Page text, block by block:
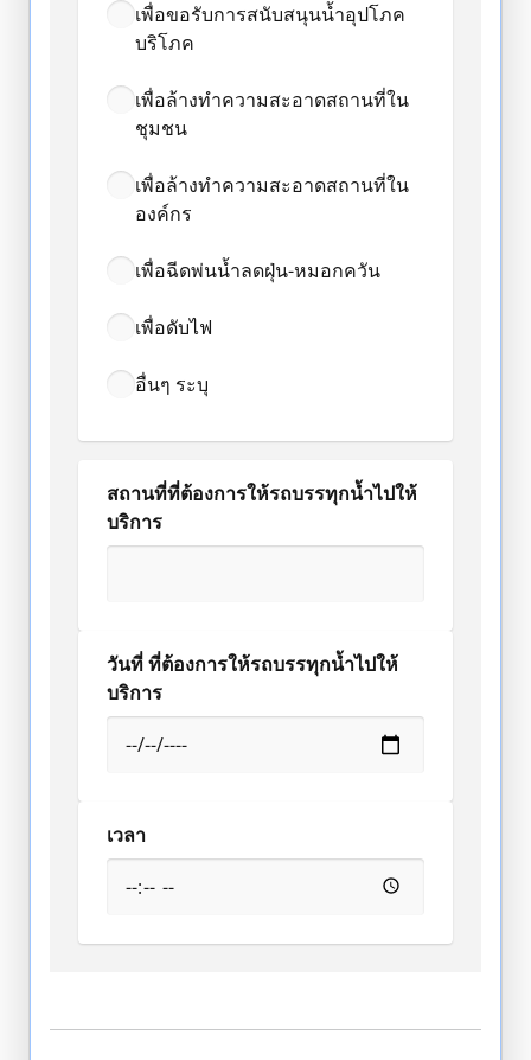
เพื่อขอรับการสนับสนุนน้ำอุปโภค
บริโภค
เพื่อล้างทำความสะอาดสถานที่ใน
ชุมชน
เพื่อล้างทำความสะอาดสถานที่ใน
องค์กร
เพื่อฉีดพ่นน้ำลดฝุ่น-หมอกควัน
เพื่อดับไฟ
อื่นๆ ระบุ
สถานที่ที่ต้องการให้รถบรรทุกน้ำไปให้
บริการ
วันที่ ที่ต้องการให้รถบรรทุกน้ำไปให้
บริการ
เวลา